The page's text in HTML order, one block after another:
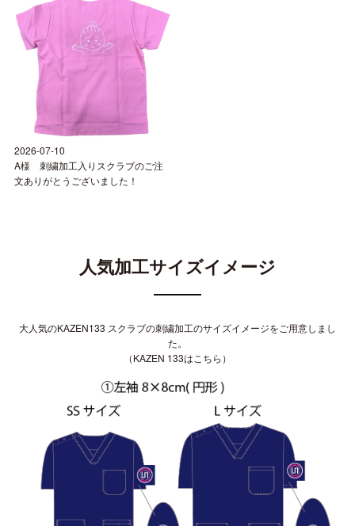
2026-07-10
A様 刺繍加工入りスクラブのご注
文ありがとうございました！
人気加工サイズイメージ
大人気のKAZEN133 スクラブの刺繍加工のサイズイメージをご用意しまし
た。
（KAZEN 133はこちら ）